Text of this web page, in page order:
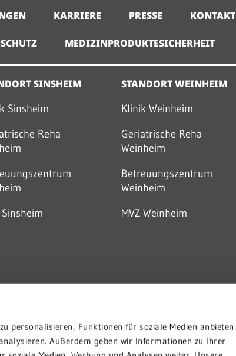
personalisieren, Funktionen für soziale Medien anbieten
Außerdem geben wir Informationen zu Ihrer
KARRIERE PRESSE KONTAKT
MEDIZINPRODUKTESICHERHEIT
SINSHEIM
Sinsheim
Reha
Sinsheim
STANDORT WEINHEIM
Klinik Weinheim
Geriatrische Reha
Weinheim
Betreuungszentrum
Weinheim
MVZ Weinheim